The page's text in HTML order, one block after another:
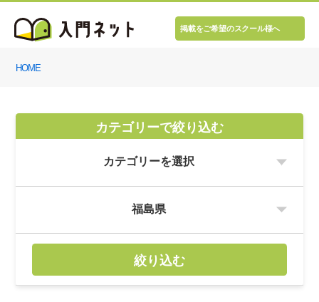
掲載をご希望のスクール様へ
HOME
カテゴリーで絞り込む
絞り込む